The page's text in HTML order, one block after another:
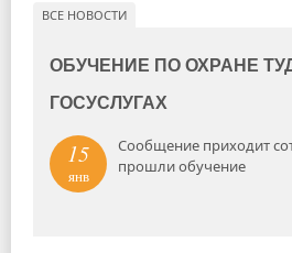
ВСЕ НОВОСТИ
ОБУЧЕНИЕ ПО ОХРАНЕ
ГОСУСЛУГАХ
15
янв
Сообщение приходит
прошли обучение